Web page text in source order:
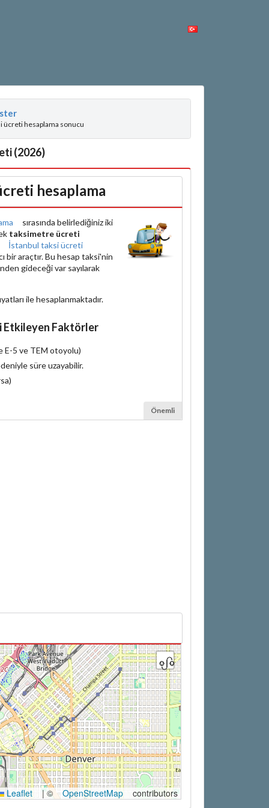
ücreti hesaplama sonucu
(2026)
hesaplama
sırasında belirlediğiniz iki
taksimetre ücreti
İstanbul taksi ücreti
bir araçtır. Bu hesap taksi'nin
gideceği var sayılarak
ile hesaplanmaktadır.
Etkileyen Faktörler
E-5 ve TEM otoyolu)
süre uzayabilir.
Önemli
Leaflet |© OpenStreetMap contributors